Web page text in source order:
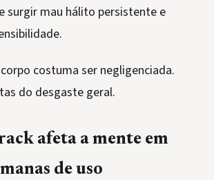
surgir mau hálito persistente e
costuma ser negligenciada.
do desgaste geral.
afeta a mente em
de uso